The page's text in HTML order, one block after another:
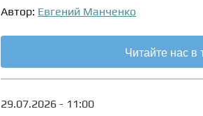
Автор: Евгений Манченко
Читайте нас в
29.07.2026 - 11:00